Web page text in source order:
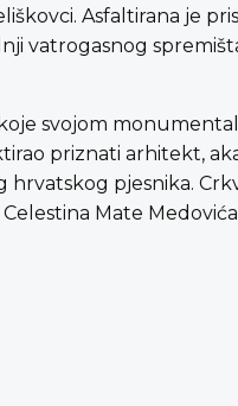
Asfaltirana je
vatrogasnog
svojom
priznati arhitekt,
pjesnika.
Mate